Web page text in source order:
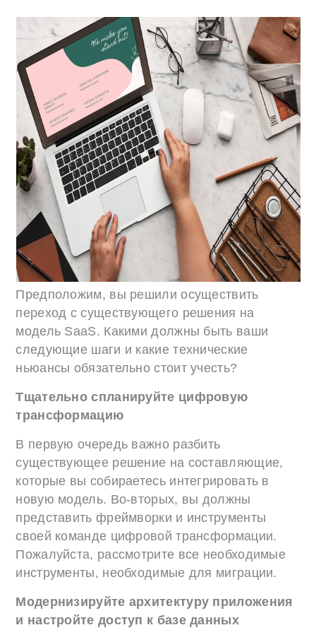
Предположим, вы решили осуществить
переход с существующего решения на
модель SaaS. Какими должны быть ваши
следующие шаги и какие технические
ньюансы обязательно стоит учесть?
Тщательно спланируйте цифровую
трансформацию
В первую очередь важно разбить
существующее решение на составляющие,
которые вы собираетесь интегрировать в
новую модель. Во-вторых, вы должны
представить фреймворки и инструменты
своей команде цифровой трансформации.
Пожалуйста, рассмотрите все необходимые
инструменты, необходимые для миграции.
Модернизируйте архитектуру приложения
и настройте доступ к базе данных